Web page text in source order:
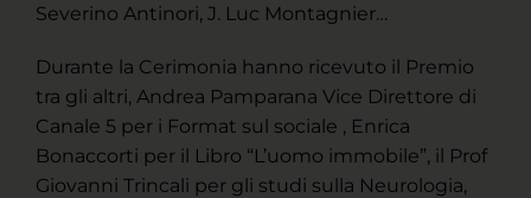
Severino Antinori, J. Luc Montagnier…
Durante la Cerimonia hanno ricevuto il Premio
tra gli altri, Andrea Pamparana Vice Direttore di
Canale 5 per i Format sul sociale , Enrica
Bonaccorti per il Libro “L’uomo immobile”, il Prof
Giovanni Trincali per gli studi sulla Neurologia,